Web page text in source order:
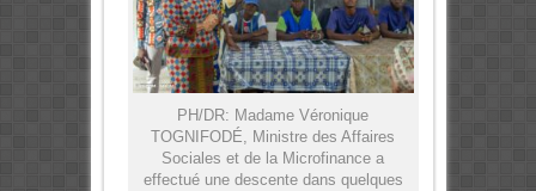
PH/DR: Madame Véronique
TOGNIFODÉ, Ministre des Affaires
Sociales et de la Microfinance a
effectué une descente dans quelques